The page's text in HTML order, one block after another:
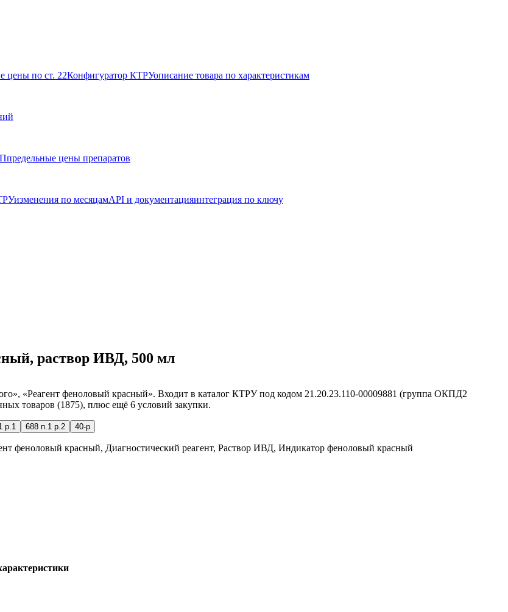
цены по ст. 22Конфигуратор КТРУописание товара по характеристикам
предельные цены препаратов
изменения по месяцамAPI и документацияинтеграция по ключу
раствор ИВД, 500 мл
«Реагент феноловый красный». Входит в каталог КТРУ под кодом 21.20.23.110-00009881 (группа ОКПД2
товаров (1875), плюс ещё 6 условий закупки.
р.1 688 п.1 р.2 40-р
феноловый красный, Диагностический реагент, Раствор ИВД, Индикатор феноловый красный